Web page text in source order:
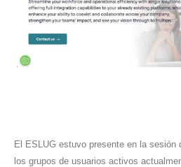
El ESLUG estuvo presente en la sesión
los grupos de usuarios activos